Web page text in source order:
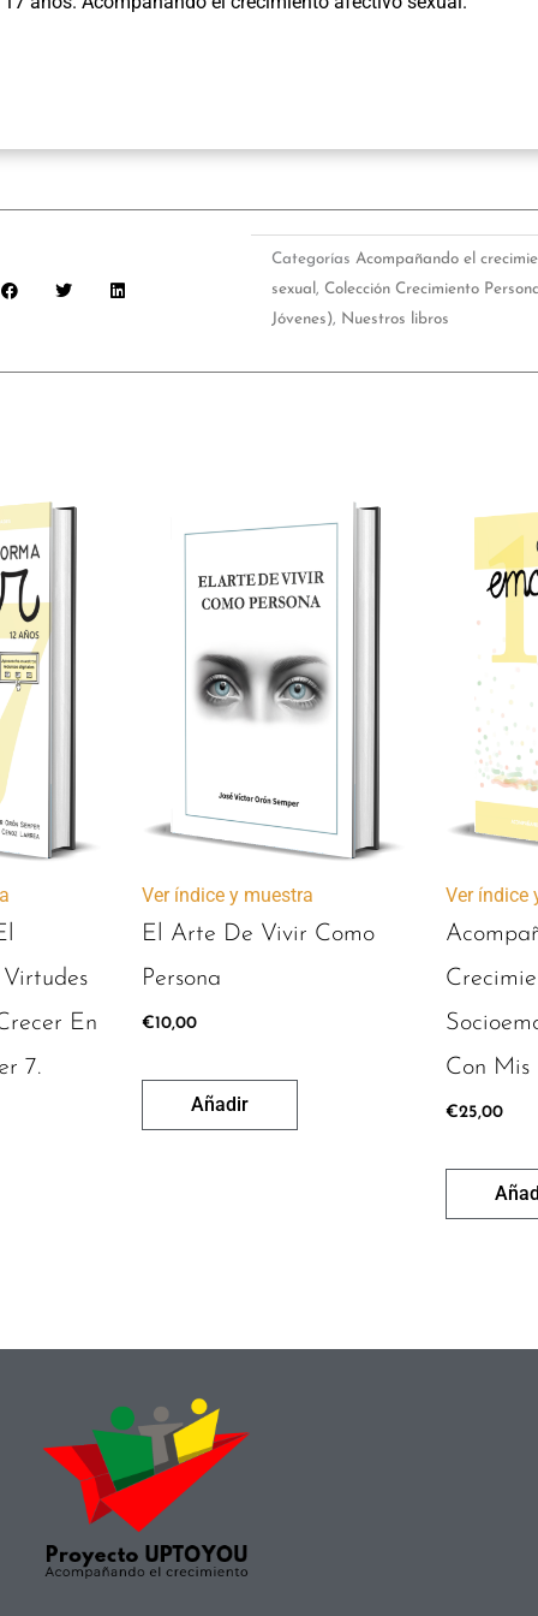
Categorías Acompañando el
sexual
Colección Crecimiento
Jóvenes)
Nuestros libros
En
7.
Ver índice y muestra
El Arte De Vivir Como
Persona
€10,00
Añadir
Ver índice
Con Mis
€25,00